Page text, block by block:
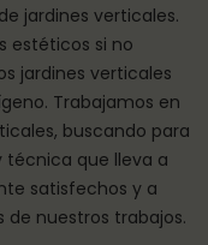
jardines verticales.
estéticos si no
jardines verticales
Trabajamos en
buscando para
que lleva a
satisfechos y a
de nuestros trabajos.